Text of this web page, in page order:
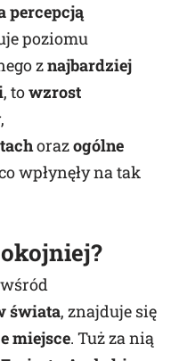
percepcją
poziomu
znajbardziej
, towzrost
,
orazogólne
wpłynęły na tak
świata, znajduje się
miejsce. Tuż za nią